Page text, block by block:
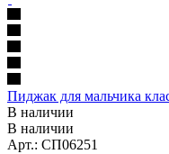
Пиджак для мальчика
В наличии
В наличии
Арт.: СП06251